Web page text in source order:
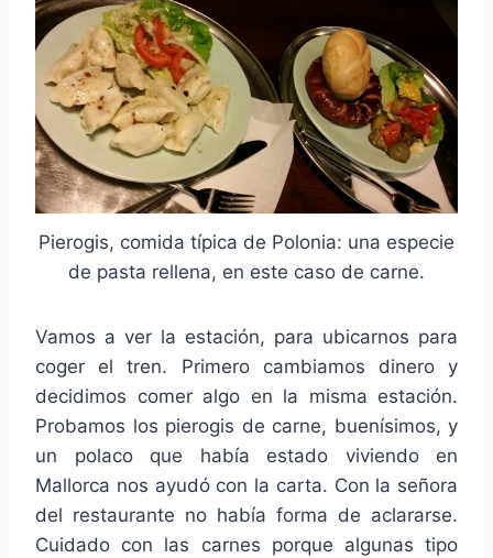
Pierogis, comida típica de Polonia: una especie
de pasta rellena, en este caso de carne.
Vamos a ver la estación, para ubicarnos para
coger el tren. Primero cambiamos dinero y
decidimos comer algo en la misma estación.
Probamos los pierogis de carne, buenísimos, y
un polaco que había estado viviendo en
Mallorca nos ayudó con la carta. Con la señora
del restaurante no había forma de aclararse.
Cuidado con las carnes porque algunas tipo